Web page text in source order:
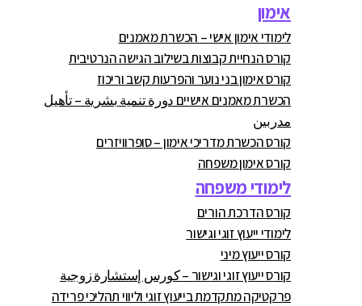
אימון
לימודי אימון אישי – הכשרת מאמנים
קורס הנחיית קבוצות בשילוב הגישה הנרטיבית
קורס אימון בני נוער והפרעות קשב וריכוז
הכשרת מאמנים אישיים دورة تنمية بشرية – تأهيل
مدربين
קורס הכשרת מדריכי אימון – סופרוויזרים
קורס אימון משפחה
לימודי משפחה
קורס הדרכת הורים
לימודי ייעוץ זוגי וגישור
קורס ייעוץ מיני
קורס ייעוץ זוגי וגישור – كورس إستشارة زوجية
פרקטיקה מתקדמת בייעוץ זוגי וליווי תהליכי פרידה